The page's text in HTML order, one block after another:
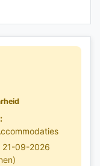
21-09-2026